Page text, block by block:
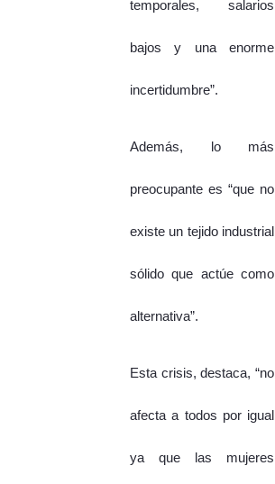
temporales, salarios
bajos y una enorme
incertidumbre”.
Además, lo más
preocupante es “que no
existe un tejido industrial
sólido que actúe como
alternativa”.
Esta crisis, destaca, “no
afecta a todos por igual
ya que las mujeres